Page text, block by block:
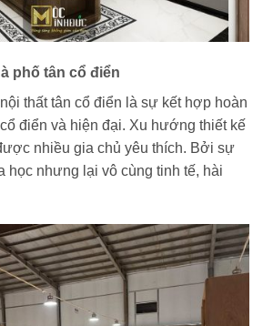
phố tân cổ điển
thất tân cổ điển là sự kết hợp hoàn
điển và hiện đại. Xu hướng thiết kế
nhiều gia chủ yêu thích. Bởi sự
học nhưng lại vô cùng tinh tế, hài